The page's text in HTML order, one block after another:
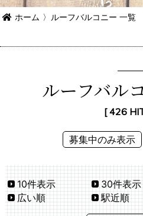
ホーム 〉 ルーフバルコニー 一覧
ルーフバル
[ 426
募集中のみ表示
10件表示 30件表示
広い順
駅近順